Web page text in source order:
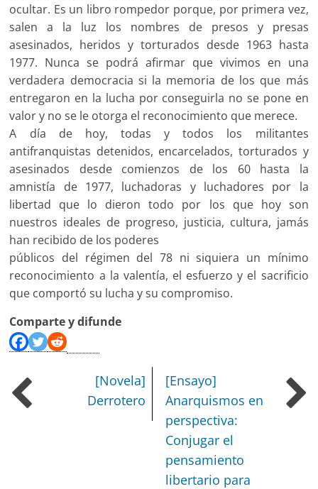
ocultar. Es un libro rompedor porque, por primera vez,
salen a la luz los nombres de presos y presas
asesinados, heridos y torturados desde 1963 hasta
1977. Nunca se podrá afirmar que vivimos en una
verdadera democracia si la memoria de los que más
entregaron en la lucha por conseguirla no se pone en
valor y no se le otorga el reconocimiento que merece.
A día de hoy, todas y todos los militantes
antifranquistas detenidos, encarcelados, torturados y
asesinados desde comienzos de los 60 hasta la
amnistía de 1977, luchadoras y luchadores por la
libertad que lo dieron todo por los que hoy son
nuestros ideales de progreso, justicia, cultura, jamás
han recibido de los poderes
públicos del régimen del 78 ni siquiera un mínimo
reconocimiento a la valentía, el esfuerzo y el sacrificio
que comportó su lucha y su compromiso.
Comparte y difunde
[Novela]
Derrotero
[Ensayo]
Anarquismos en
perspectiva:
Conjugar el
pensamiento
libertario para